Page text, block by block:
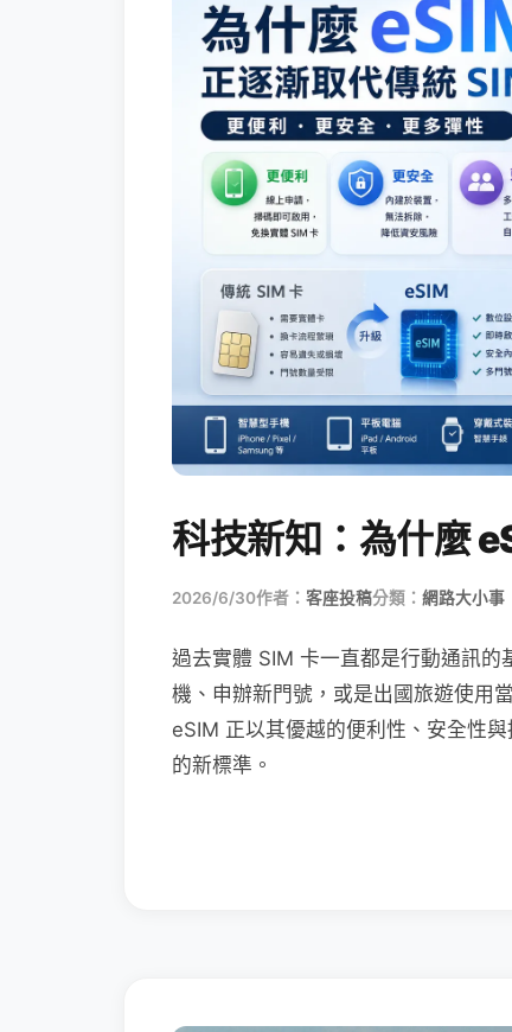
科技新知：為什麼
2026/6/30作者： 客座投稿分類： 網路大小事
過去實體 SIM 卡一直都是行動通訊
機、申辦新門號，或是出國旅遊使用
eSIM 正以其優越的便利性、安全性
的新標準。